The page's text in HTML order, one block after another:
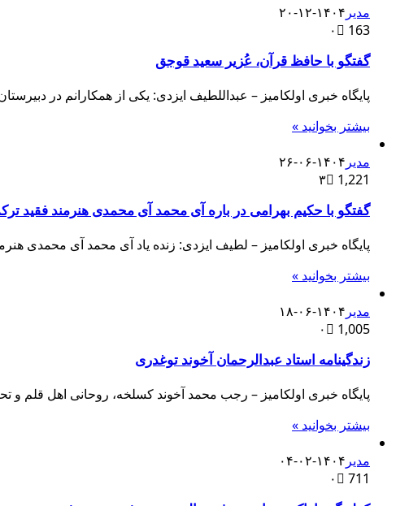
مدیر ۱۴۰۴-۱۲-۲۰
۰
163
گفتگو با حافظ قرآن، عُزیر سعید قوجق
پایگاه خبری اولکامیز – عبداللطیف ایزدی: یکی از همکارانم در
بیشتر بخوانید »
مدیر ۱۴۰۴-۰۶-۲۶
۳
1,221
گفتگو با حکیم بهرامی در باره آی محمد آی محمدی هنرمند فقید
پایگاه خبری اولکامیز – لطیف ایزدی: زنده یاد آی محمد آی محمدی
بیشتر بخوانید »
مدیر ۱۴۰۴-۰۶-۱۸
۰
1,005
زندگینامه استاد عبدالرحمان آخوند توغدری
پایگاه خبری اولکامیز – رجب محمد آخوند کسلخه، روحانی اهل قلم و
بیشتر بخوانید »
مدیر ۱۴۰۴-۰۲-۰۴
۰
711